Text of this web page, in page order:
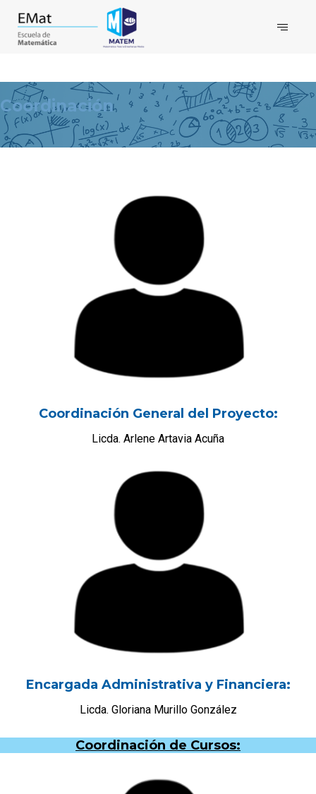
Coordinación
Coordinación General del Proyecto:
Licda. Arlene Artavia Acuña
Encargada Administrativa y Financiera:
Licda. Gloriana Murillo González
Coordinación de Cursos: